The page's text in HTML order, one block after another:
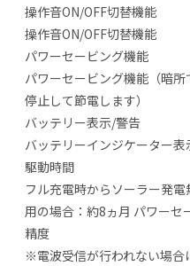
操作音ON/OFF切替機能
操作音ON/OFF切替機能
パワーセービング機能
パワーセービング機能（暗
停止して節電します）
バッテリー表示/警告
バッテリーインジケーター表
駆動時間
フル充電時からソーラー発
用の場合：約8ヵ月 パワーセ
精度
※電波受信が行われない場合